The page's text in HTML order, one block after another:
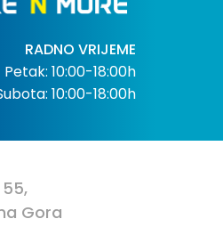
RADNO VRIJEME
10:00-18:00h
10:00-18:00h
Gora